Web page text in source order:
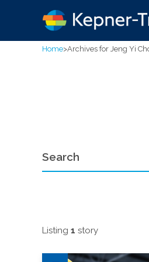
Home>Archives for Jeng Yi
Listing 1 story